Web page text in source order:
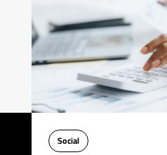
Social